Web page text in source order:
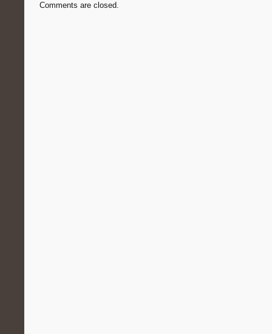
Comments are closed.